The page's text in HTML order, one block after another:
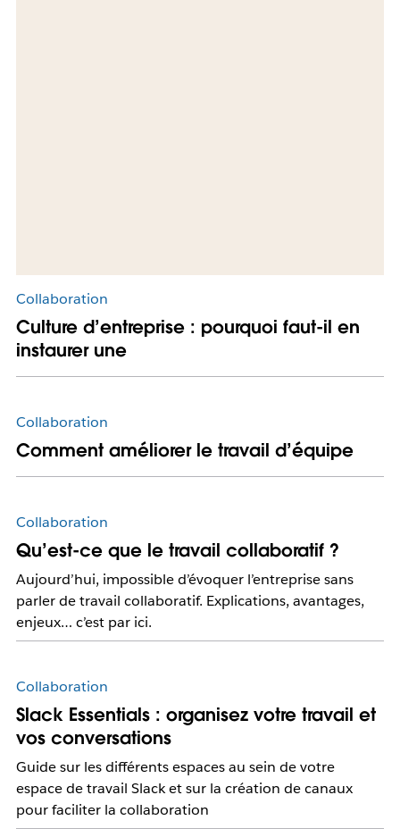
Collaboration
Culture d’entreprise : pourquoi faut-il en
instaurer une
Collaboration
Comment améliorer le travail d’équipe
Collaboration
Qu’est-ce que le travail collaboratif ?
Aujourd’hui, impossible d’évoquer l’entreprise sans
parler de travail collaboratif. Explications, avantages,
enjeux… c’est par ici.
Collaboration
Slack Essentials : organisez votre travail et
vos conversations
Guide sur les différents espaces au sein de votre
espace de travail Slack et sur la création de canaux
pour faciliter la collaboration